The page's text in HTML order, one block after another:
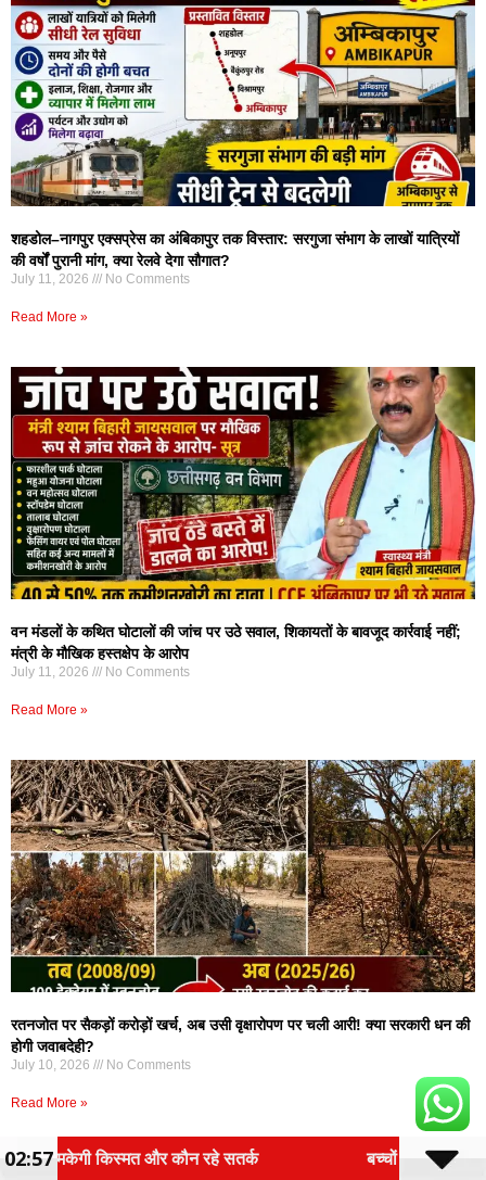
शहडोल–नागपुर एक्सप्रेस का अंबिकापुर तक विस्तार: सरगुजा संभाग के लाखों यात्रियों
की वर्षों पुरानी मांग, क्या रेलवे देगा सौगात?
July 11, 2026 No Comments
Read More »
वन मंडलों के कथित घोटालों की जांच पर उठे सवाल, शिकायतों के बावजूद कार्रवाई नहीं;
मंत्री के मौखिक हस्तक्षेप के आरोप
July 11, 2026 No Comments
Read More »
रतनजोत पर सैकड़ों करोड़ों खर्च, अब उसी वृक्षारोपण पर चली आरी! क्या सरकारी धन की
होगी जवाबदेही?
July 10, 2026 No Comments
Read More »
बच्चों के सोशल मीडिया इस्तेमाल पर लगेगी रोक? 13
02:57